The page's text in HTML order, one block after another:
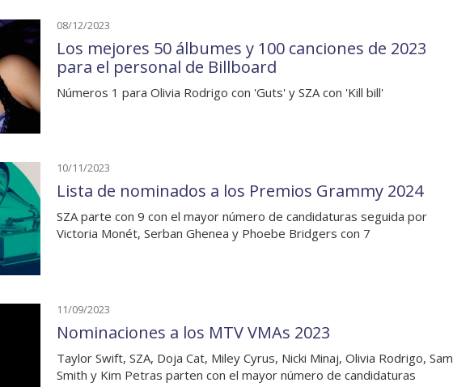
08/12/2023
Los mejores 50 álbumes y 100 canciones de 2023
para el personal de Billboard
Números 1 para Olivia Rodrigo con 'Guts' y SZA con 'Kill bill'
10/11/2023
Lista de nominados a los Premios Grammy 2024
SZA parte con 9 con el mayor número de candidaturas seguida por
Victoria Monét, Serban Ghenea y Phoebe Bridgers con 7
11/09/2023
Nominaciones a los MTV VMAs 2023
Taylor Swift, SZA, Doja Cat, Miley Cyrus, Nicki Minaj, Olivia Rodrigo, Sam
Smith y Kim Petras parten con el mayor número de candidaturas